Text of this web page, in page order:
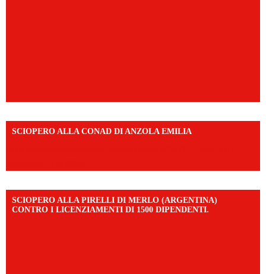
SCIOPERO ALLA CONAD DI ANZOLA EMILIA
SCIOPERO ALLA PIRELLI DI MERLO (ARGENTINA)
CONTRO I LICENZIAMENTI DI 1500 DIPENDENTI.